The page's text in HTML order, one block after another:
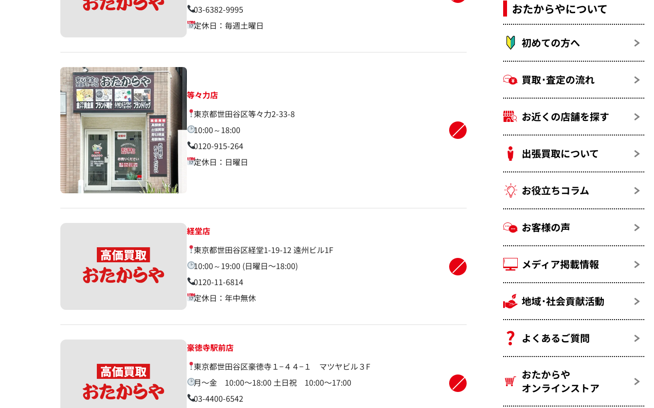
03-6382-9995
定休日：毎週土曜日
等々力店
東京都世田谷区等々力2-33-8
10:00～18:00
0120-915-264
定休日：日曜日
経堂店
東京都世田谷区経堂1-19-12 遠州ビル1F
10:00～19:00 (日曜日〜18:00)
0120-11-6814
定休日：年中無休
豪徳寺駅前店
東京都世田谷区豪徳寺１−４４−１ マツヤビル３F
月〜金 10:00〜18:00 土日祝 10:00〜17:00
03-4400-6542
おたからやについて
初めての方へ
買取･査定の流れ
お近くの店舗を探す
出張買取について
お役立ちコラム
お客様の声
メディア掲載情報
地域･社会貢献活動
よくあるご質問
おたからや
オンラインストア